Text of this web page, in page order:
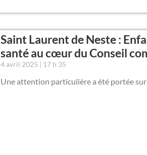
Saint Laurent de Neste :
santé au cœur du Conseil
4 avril 2025 17 h 35
Une attention particulière a été portée sur